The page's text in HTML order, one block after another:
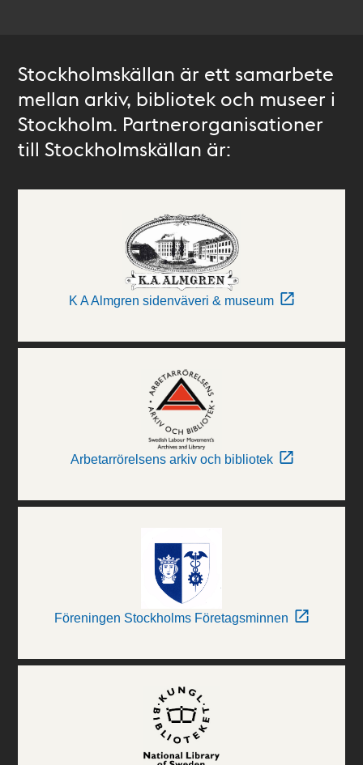
Stockholmskällan är ett samarbete
mellan arkiv, bibliotek och museer i
Stockholm. Partnerorganisationer
till Stockholmskällan är:
K A Almgren sidenväveri & museum
Arbetarrörelsens arkiv och bibliotek
Föreningen Stockholms Företagsminnen